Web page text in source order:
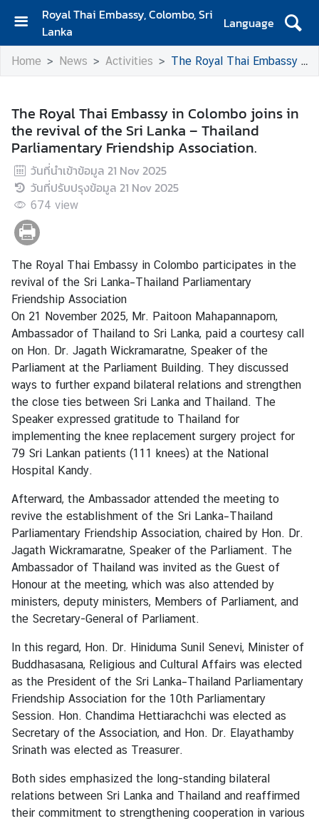
Royal Thai Embassy, Colombo, Sri
Lanka
Language
H
o
A
b
o
u
t
S
i
a
m
N
i
v
a
s
a
V
i
s
a
L
e
g
a
l
i
z
a
t
i
o
n
N
e
w
s
Home News Activities The Royal Thai Embassy in Colombo joins in the revival of the Sri Lanka – Thailand Parliamentary Friendship Association.
The Royal Thai Embassy in Colombo joins in
the revival of the Sri Lanka – Thailand
Parliamentary Friendship Association.
วันที่นำเข้าข้อมูล 21 Nov 2025
วันที่ปรับปรุงข้อมูล 21 Nov 2025
674 view
The Royal Thai Embassy in Colombo participates in the
revival of the Sri Lanka–Thailand Parliamentary
Friendship Association
On 21 November 2025, Mr. Paitoon Mahapannaporn,
Ambassador of Thailand to Sri Lanka, paid a courtesy call
on Hon. Dr. Jagath Wickramaratne, Speaker of the
Parliament at the Parliament Building. They discussed
ways to further expand bilateral relations and strengthen
the close ties between Sri Lanka and Thailand. The
Speaker expressed gratitude to Thailand for
implementing the knee replacement surgery project for
79 Sri Lankan patients (111 knees) at the National
Hospital Kandy.
Afterward, the Ambassador attended the meeting to
revive the establishment of the Sri Lanka–Thailand
Parliamentary Friendship Association, chaired by Hon. Dr.
Jagath Wickramaratne, Speaker of the Parliament. The
Ambassador of Thailand was invited as the Guest of
Honour at the meeting, which was also attended by
ministers, deputy ministers, Members of Parliament, and
the Secretary-General of Parliament.
In this regard, Hon. Dr. Hiniduma Sunil Senevi, Minister of
Buddhasasana, Religious and Cultural Affairs was elected
as the President of the Sri Lanka–Thailand Parliamentary
Friendship Association for the 10th Parliamentary
Session. Hon. Chandima Hettiarachchi was elected as
Secretary of the Association, and Hon. Dr. Elayathamby
Srinath was elected as Treasurer.
Both sides emphasized the long-standing bilateral
relations between Sri Lanka and Thailand and reaffirmed
their commitment to strengthening cooperation in various